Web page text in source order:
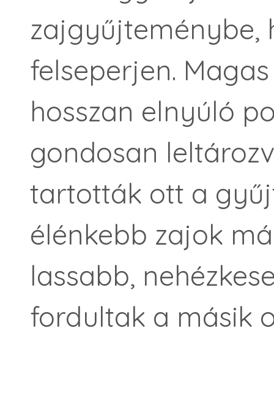
zajgyűjteménybe,
felseperjen.
hosszan elnyúló
gondosan
tartották ott a
élénkebb zajok
lassabb,
fordultak a másik